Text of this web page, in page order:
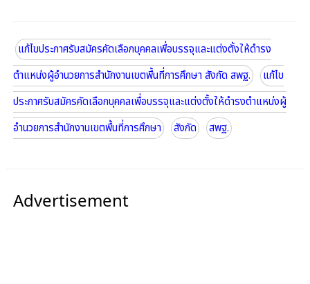
แก้ไขประกาศรับสมัครคัดเลือกบุคคลเพื่อบรรจุและแต่งตั้งให้ดำรง
ตำแหน่งผู้อำนวยการสำนักงานเขตพื้นที่การศึกษา สังกัด สพฐ.
แก้ไข
ประกาศรับสมัครคัดเลือกบุคคลเพื่อบรรจุและแต่งตั้งให้ดำรงตำแหน่งผู้
อำนวยการสำนักงานเขตพื้นที่การศึกษา
สังกัด สพฐ.
Advertisement